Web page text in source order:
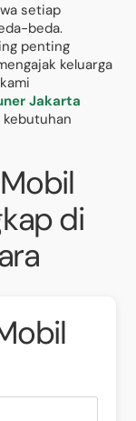
setiap
beda.
penting
keluarga
Jakarta
kebutuhan
di